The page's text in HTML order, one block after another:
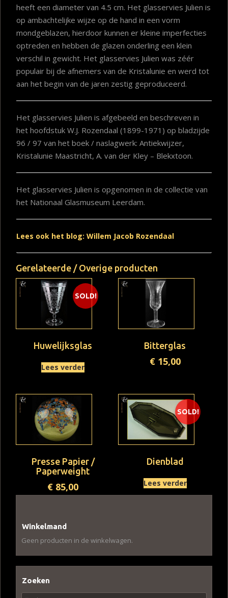
heeft een diameter van 4.5 cm. Het glasservies Julien is
op ambachtelijke wijze op de hand in een vorm
mondgeblazen, hierdoor kunnen er kleine imperfecties
optreden en hebben de glazen onderling een klein
verschil in gewicht. Het glasservies Julien was zéér
populair bij de afnemers van de Kristalunie en werd tot
aan het begin van de jaren zestig geproduceerd.
Het glasservies Julien is afgebeeld en beschreven in
het hoofdstuk W.J. Rozendaal (1899-1971) op bladzijde
96 / 97 van het boek / naslagwerk: Antiekwijzer,
Kristalunie Maastricht, A. van der Kley – Blekxtoon.
Het glasservies Julien is opgenomen in de collectie van
het Nationaal Glasmuseum Leerdam.
Lees ook het blog: Willem Jacob Rozendaal
Gerelateerde / Overige producten
SOLD!
Huwelijksglas
Lees verder
Bitterglas
€15,00
Presse Papier /
Paperweight
€ 85,00
SOLD!
Dienblad
Lees verder
Winkelmand
Geen producten in de winkelwagen.
Zoeken